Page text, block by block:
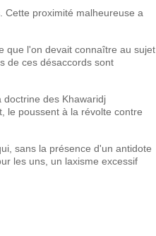
Cette proximité malheureuse a
que l'on devait connaître au sujet
de ces désaccords sont
des Khawaridj
le poussent à la révolte contre
sans la présence d'un antidote
les uns, un laxisme excessif